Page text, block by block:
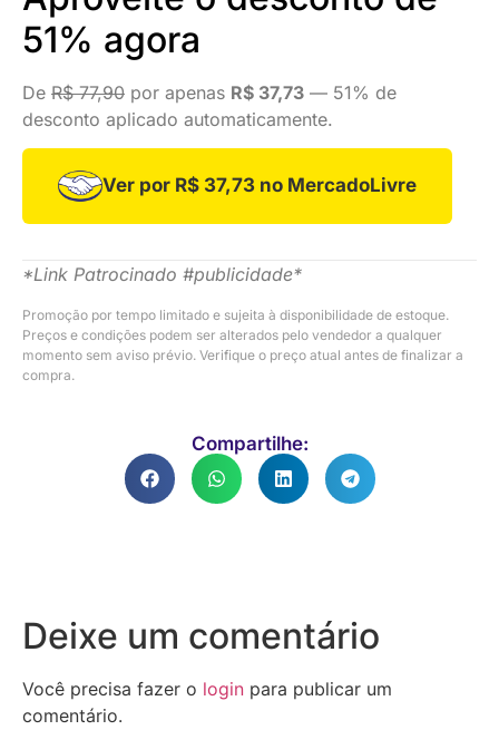
51% agora
De R$ 77,90 por apenas R$ 37,73 — 51% de
desconto aplicado automaticamente.
Ver por R$ 37,73 no MercadoLivre
*Link Patrocinado #publicidade*
Promoção por tempo limitado e sujeita à disponibilidade de estoque.
Preços e condições podem ser alterados pelo vendedor a qualquer
momento sem aviso prévio. Verifique o preço atual antes de finalizar a
compra.
Compartilhe:
Deixe um comentário
Você precisa fazer o login para publicar um
comentário.